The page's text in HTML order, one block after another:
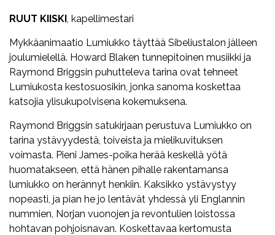
RUUT KIISKI, kapellimestari
Mykkäanimaatio Lumiukko täyttää Sibeliustalon jälleen
joulumielellä. Howard Blaken tunnepitoinen musiikki ja
Raymond Briggsin puhutteleva tarina ovat tehneet
Lumiukosta kestosuosikin, jonka sanoma koskettaa
katsojia ylisukupolvisena kokemuksena.
Raymond Briggsin satukirjaan perustuva Lumiukko on
tarina ystävyydestä, toiveista ja mielikuvituksen
voimasta. Pieni James-poika herää keskellä yötä
huomatakseen, että hänen pihalle rakentamansa
lumiukko on herännyt henkiin. Kaksikko ystävystyy
nopeasti, ja pian he jo lentävät yhdessä yli Englannin
nummien, Norjan vuonojen ja revontulien loistossa
hohtavan pohjoisnavan. Koskettavaa kertomusta